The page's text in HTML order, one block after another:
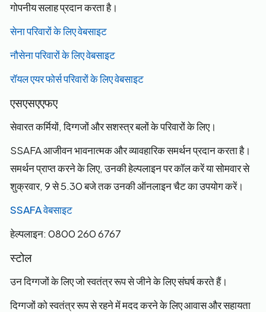
गोपनीय सलाह प्रदान करता है।
सेना परिवारों के लिए वेबसाइट
नौसेना परिवारों के लिए वेबसाइट
रॉयल एयर फोर्स परिवारों के लिए वेबसाइट
एसएसएएफए
सेवारत कर्मियों, दिग्गजों और सशस्त्र बलों के परिवारों के लिए।
SSAFA आजीवन भावनात्मक और व्यावहारिक समर्थन प्रदान करता है।
समर्थन प्राप्त करने के लिए, उनकी हेल्पलाइन पर कॉल करें या सोमवार से
शुक्रवार, 9 से 5.30 बजे तक उनकी ऑनलाइन चैट का उपयोग करें।
SSAFA वेबसाइट
हेल्पलाइन: 0800 260 6767
स्टोल
उन दिग्गजों के लिए जो स्वतंत्र रूप से जीने के लिए संघर्ष करते हैं।
दिग्गजों को स्वतंत्र रूप से रहने में मदद करने के लिए आवास और सहायता